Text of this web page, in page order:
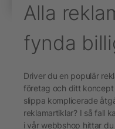
Alla
fynda
Driver du en populär
företag och ditt koncept
slippa komplicerade
reklamartiklar? I så fall
i vår webbshop hittar